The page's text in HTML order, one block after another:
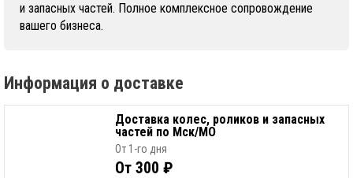
и запасных частей. Полное комплексное сопровождение
вашего бизнеса.
Информация о доставке
Доставка колес, роликов и запасных
частей по Мск/МО
От 1-го дня
От 300 ₽